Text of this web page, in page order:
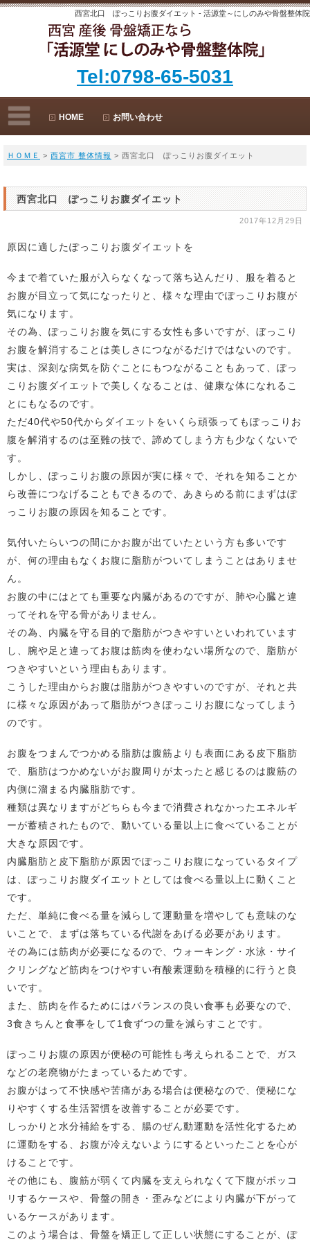
西宮北口 ぽっこりお腹ダイエット - 活源堂～にしのみや骨盤整体院
Tel:0798-65-5031
HOME お問い合わせ
ＨＯＭＥ > 西宮市 整体情報 > 西宮北口 ぽっこりお腹ダイエット
西宮北口 ぽっこりお腹ダイエット
2017年12月29日
原因に適したぽっこりお腹ダイエットを
今まで着ていた服が入らなくなって落ち込んだり、服を着ると
お腹が目立って気になったりと、様々な理由でぽっこりお腹が
気になります。
その為、ぽっこりお腹を気にする女性も多いですが、ぼっこり
お腹を解消することは美しさにつながるだけではないのです。
実は、深刻な病気を防ぐことにもつながることもあって、ぽっ
こりお腹ダイエットで美しくなることは、健康な体になれるこ
とにもなるのです。
ただ40代や50代からダイエットをいくら頑張ってもぽっこりお
腹を解消するのは至難の技で、諦めてしまう方も少なくないで
す。
しかし、ぽっこりお腹の原因が実に様々で、それを知ることか
ら改善につなげることもできるので、あきらめる前にまずはぽ
っこりお腹の原因を知ることです。
気付いたらいつの間にかお腹が出ていたという方も多いです
が、何の理由もなくお腹に脂肪がついてしまうことはありませ
ん。
お腹の中にはとても重要な内臓があるのですが、肺や心臓と違
ってそれを守る骨がありません。
その為、内臓を守る目的で脂肪がつきやすいといわれています
し、腕や足と違ってお腹は筋肉を使わない場所なので、脂肪が
つきやすいという理由もあります。
こうした理由からお腹は脂肪がつきやすいのですが、それと共
に様々な原因があって脂肪がつきぽっこりお腹になってしまう
のです。
お腹をつまんでつかめる脂肪は腹筋よりも表面にある皮下脂肪
で、脂肪はつかめないがお腹周りが太ったと感じるのは腹筋の
内側に溜まる内臓脂肪です。
種類は異なりますがどちらも今まで消費されなかったエネルギ
ーが蓄積されたもので、動いている量以上に食べていることが
大きな原因です。
内臓脂肪と皮下脂肪が原因でぽっこりお腹になっているタイプ
は、ぽっこりお腹ダイエットとしては食べる量以上に動くこと
です。
ただ、単純に食べる量を減らして運動量を増やしても意味のな
いことで、まずは落ちている代謝をあげる必要があります。
その為には筋肉が必要になるので、ウォーキング・水泳・サイ
クリングなど筋肉をつけやすい有酸素運動を積極的に行うと良
いです。
また、筋肉を作るためにはバランスの良い食事も必要なので、
3食きちんと食事をして1食ずつの量を減らすことです。
ぽっこりお腹の原因が便秘の可能性も考えられることで、ガス
などの老廃物がたまっているためです。
お腹がはって不快感や苦痛がある場合は便秘なので、便秘にな
りやすくする生活習慣を改善することが必要です。
しっかりと水分補給をする、腸のぜん動運動を活性化するため
に運動をする、お腹が冷えないようにするといったことを心が
けることです。
その他にも、腹筋が弱くて内臓を支えられなくて下腹がポッコ
リするケースや、骨盤の開き・歪みなどにより内臓が下がって
いるケースがあります。
このよう場合は、骨盤を矯正して正しい状態にすることが、ぽ